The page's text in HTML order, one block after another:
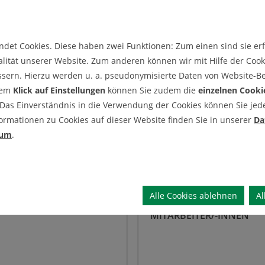
Institut für Mechanische Verfahrenstechnik wurde 1989
Forschungsschwerpunkte von Prof. Leschonski auf dem
Forschung auf nanoskalige Partikeln.
2005 Prof. Alfred Weber die Leitung des Instituts und führte
der Gasphasensynthese von funktionalen Nanopartikeln
of Aerosol Science am MVT.
Mitarbeiter/-innen
MITARBEITER/-INNEN
Cookies. Diese haben zwei Funktionen: Zum einen sind sie
unserer Website. Zum anderen können wir mit Hilfe der
Hierzu werden u. a. pseudonymisierte Daten von Website-
Klick auf Einstellungen können Sie zudem die einzelnen
Einverständnis in die Verwendung der Cookies können Sie
zu Cookies auf dieser Website finden Sie in unserer
.
Alle Cookies ablehnen